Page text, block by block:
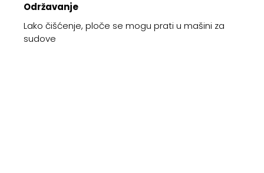
Održavanje
Lako čišćenje, ploče se mogu prati u mašini za
sudove